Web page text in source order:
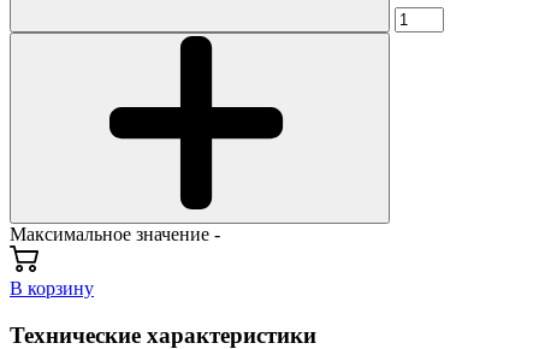
Максимальное значение -
В корзину
Технические характеристики